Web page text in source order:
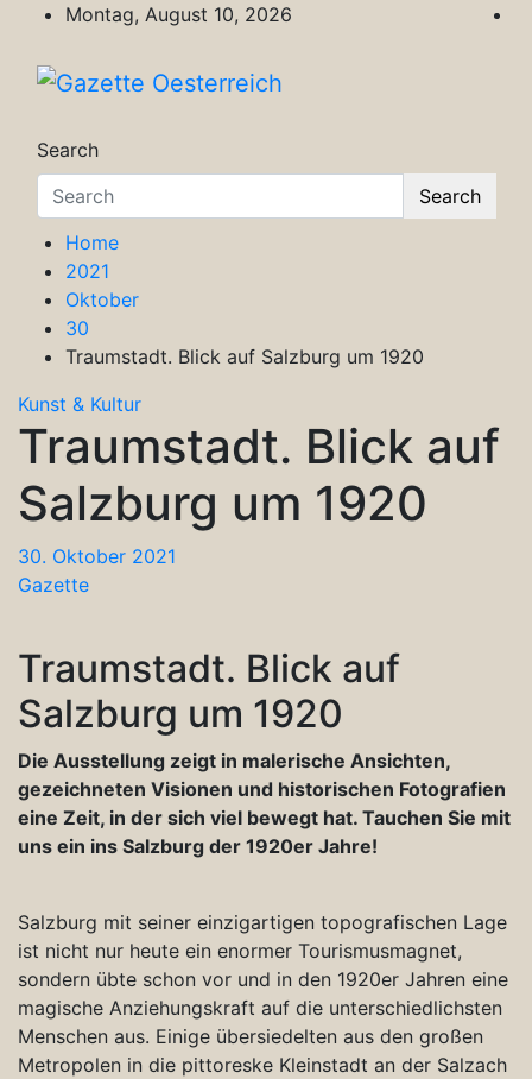
content
Montag, August 10, 2026
Search
Search
Home
2021
Oktober
30
Traumstadt. Blick auf Salzburg um 1920
Kunst & Kultur
Traumstadt. Blick auf
Salzburg um 1920
30. Oktober 2021
Gazette
Traumstadt. Blick auf
Salzburg um 1920
Die Ausstellung zeigt in malerische Ansichten,
gezeichneten Visionen und historischen Fotografien
eine Zeit, in der sich viel bewegt hat. Tauchen Sie mit
uns ein ins Salzburg der 1920er Jahre!
Salzburg mit seiner einzigartigen topografischen Lage
ist nicht nur heute ein enormer Tourismusmagnet,
sondern übte schon vor und in den 1920er Jahren eine
magische Anziehungskraft auf die unterschiedlichsten
Menschen aus. Einige übersiedelten aus den großen
Metropolen in die pittoreske Kleinstadt an der Salzach